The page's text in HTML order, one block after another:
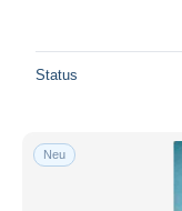
Status
Neu